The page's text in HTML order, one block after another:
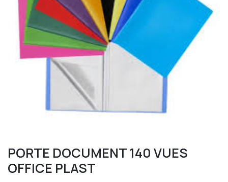
PORTE DOCUMENT 140 VUES
OFFICE PLAST